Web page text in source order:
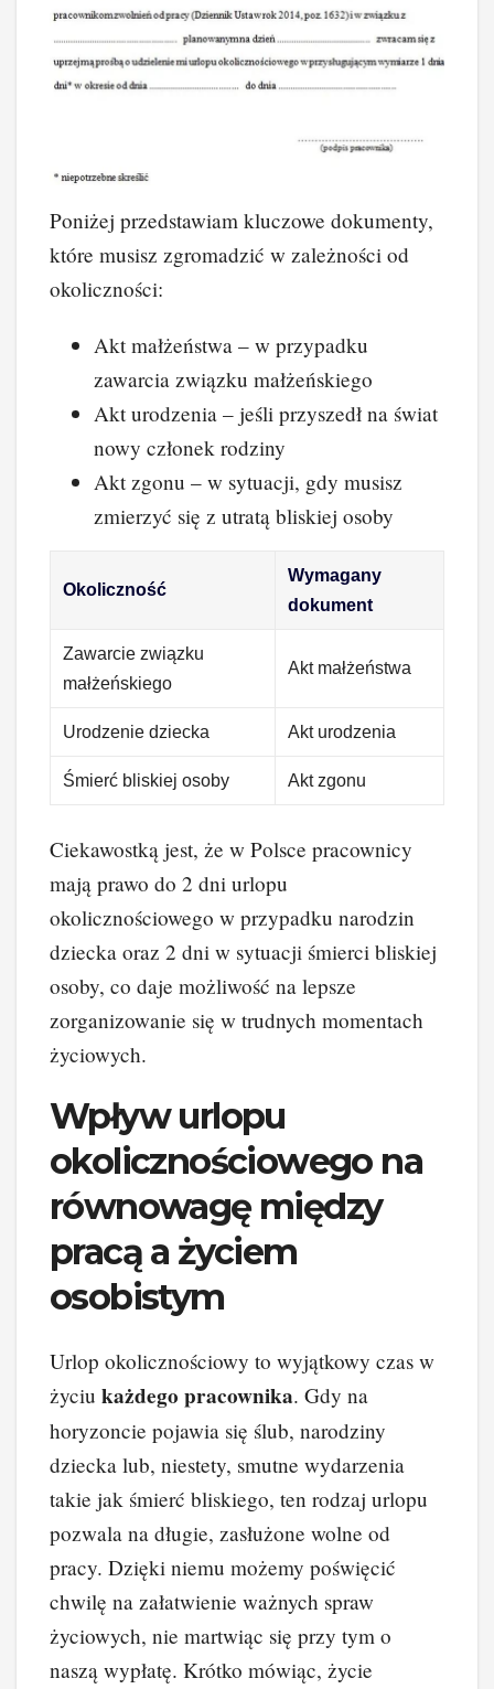
Poniżej przedstawiam kluczowe dokumenty,
które musisz zgromadzić w zależności od
okoliczności:
Akt małżeństwa – w przypadku
zawarcia związku małżeńskiego
Akt urodzenia – jeśli przyszedł na świat
nowy członek rodziny
Akt zgonu – w sytuacji, gdy musisz
zmierzyć się z utratą bliskiej osoby
Okoliczność
Wymagany
dokument
Zawarcie związku
małżeńskiego
Akt małżeństwa
Urodzenie dziecka Akt urodzenia
Śmierć bliskiej osoby Akt zgonu
Ciekawostką jest, że w Polsce pracownicy
mają prawo do 2 dni urlopu
okolicznościowego w przypadku narodzin
dziecka oraz 2 dni w sytuacji śmierci bliskiej
osoby, co daje możliwość na lepsze
zorganizowanie się w trudnych momentach
życiowych.
Wpływ urlopu
okolicznościowego na
równowagę między
pracą a życiem
osobistym
Urlop okolicznościowy to wyjątkowy czas w
życiu każdego pracownika. Gdy na
horyzoncie pojawia się ślub, narodziny
dziecka lub, niestety, smutne wydarzenia
takie jak śmierć bliskiego, ten rodzaj urlopu
pozwala na długie, zasłużone wolne od
pracy. Dzięki niemu możemy poświęcić
chwilę na załatwienie ważnych spraw
życiowych, nie martwiąc się przy tym o
naszą wypłatę. Krótko mówiąc, życie